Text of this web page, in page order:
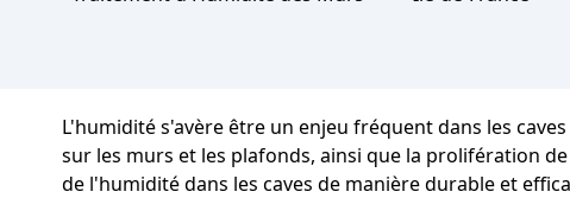
L'humidité s'avère être un enjeu fréquent dans les
sur les murs et les plafonds, ainsi que la prolifération
de l'humidité dans les caves de manière durable et